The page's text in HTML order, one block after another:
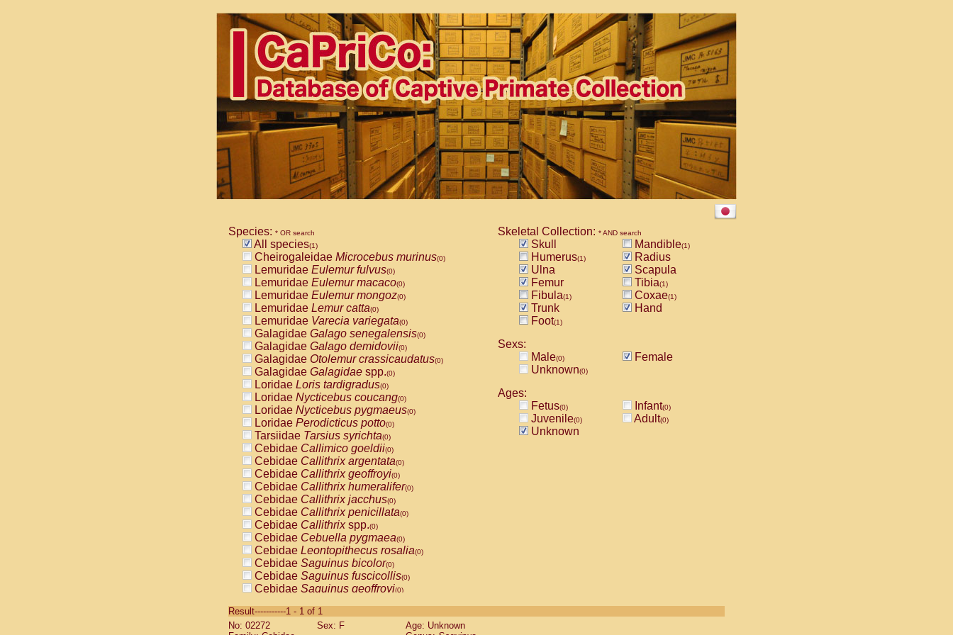
Species: * OR search
All species(1)
Cheirogaleidae Microcebus murinus(0)
Lemuridae Eulemur fulvus(0)
Lemuridae Eulemur macaco(0)
Lemuridae Eulemur mongoz(0)
Lemuridae Lemur catta(0)
Lemuridae Varecia variegata(0)
Galagidae Galago senegalensis(0)
Galagidae Galago demidovii(0)
Galagidae Otolemur crassicaudatus(0)
Galagidae Galagidae spp.(0)
Loridae Loris tardigradus(0)
Loridae Nycticebus coucang(0)
Loridae Nycticebus pygmaeus(0)
Loridae Perodicticus potto(0)
Tarsiidae Tarsius syrichta(0)
Cebidae Callimico goeldii(0)
Cebidae Callithrix argentata(0)
Cebidae Callithrix geoffroyi(0)
Cebidae Callithrix humeralifer(0)
Cebidae Callithrix jacchus(0)
Cebidae Callithrix penicillata(0)
Cebidae Callithrixspp.(0)
Cebidae Cebuella pygmaea(0)
Cebidae Leontopithecus rosalia(0)
Cebidae Saguinus bicolor(0)
Cebidae Saguinus fuscicollis(0)
Cebidae Saguinus geoffroyi(0)
CebidaeSaguinus labiatus(0)
Cebidae Saguinus leucopus (0)
Skeletal Collection: * AND search
Skull Mandible(1)
Humerus(1)
Radius
Ulna
Scapula
Femur
Tibia(1)
Fibula(1) Coxae(1)
Trunk
Hand
Foot(1)
Sexs:
Male(0)
Female
Unknown(0)
Ages:
Fetus(0) Infant(0)
Juvenile(0) Adult(0)
Unknown
Result-----------1 - 1 of 1
No: 02272
Sex: F
Age: Unknown